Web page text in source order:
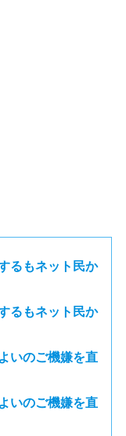
るもネット民か
るもネット民か
いのご機嫌を直
いのご機嫌を直